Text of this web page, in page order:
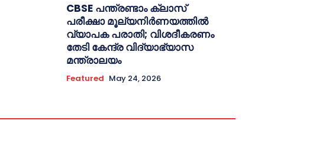
CBSE പന്ത്രണ്ടാം ക്ലാസ്
പരീക്ഷാ മൂല്യനിർണയത്തിൽ
വ്യാപക പരാതി; വിശദീകരണം
തേടി കേന്ദ്ര വിദ്യാഭ്യാസ
മന്ത്രാലയം
Featured May 24, 2026